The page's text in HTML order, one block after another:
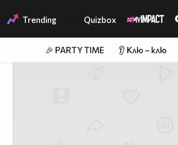
Trending Quizbox
🎉 PARTY TIME 👂 Клю – клю